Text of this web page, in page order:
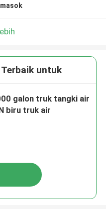
untuk
galon truk tangki air
biru truk air